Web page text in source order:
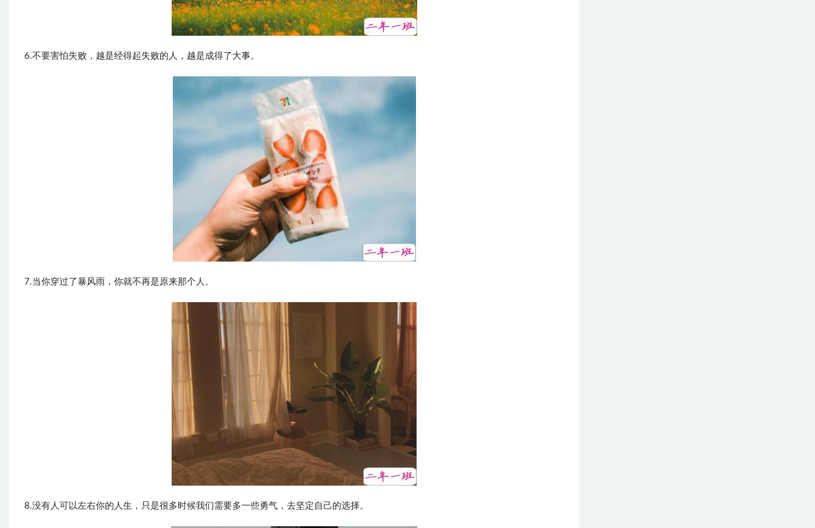
6.不要害怕失败，越是经得起失败的人，越是成得了大事。
7.当你穿过了暴风雨，你就不再是原来那个人。
8.没有人可以左右你的人生，只是很多时候我们需要多一些勇气，去坚定自己的选择。